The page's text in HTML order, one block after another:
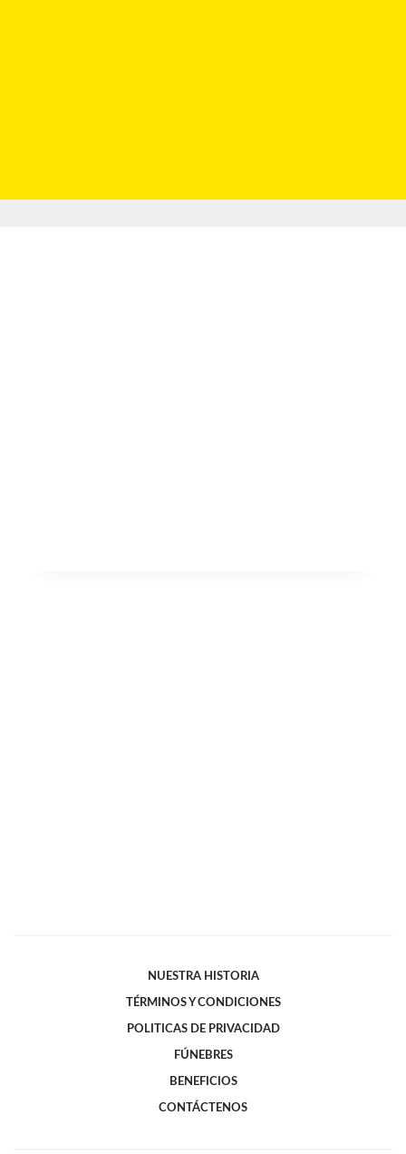
NUESTRA HISTORIA
TÉRMINOS Y CONDICIONES
POLITICAS DE PRIVACIDAD
FÚNEBRES
BENEFICIOS
CONTÁCTENOS